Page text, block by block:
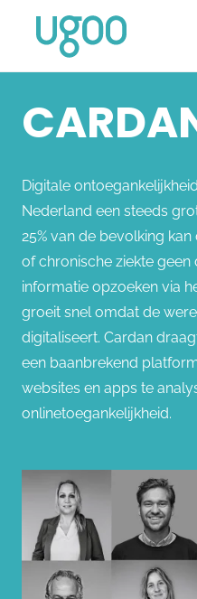
Digitale
Nederland een steeds
25% van de bevolking
of chronische ziekte
informatie opzoeken via
groeit snel omdat de
digitaliseert. Cardan
een baanbrekend
websites en apps te
onlinetoegankelijkheid.